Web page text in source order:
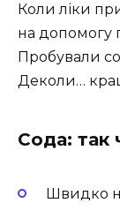
Коли ліки
на допомогу
Пробували
Деколи…
Сода: так
Швидко